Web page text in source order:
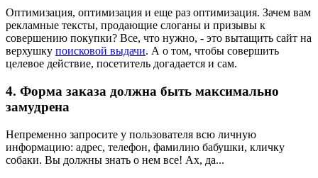
Оптимизация, оптимизация и еще раз оптимизация. Зачем вам
рекламные тексты, продающие слоганы и призывы к
совершению покупки? Все, что нужно, - это вытащить сайт на
верхушку поисковой выдачи. А о том, чтобы совершить
целевое действие, посетитель догадается и сам.
4. Форма заказа должна быть максимально
замудрена
Непременно запросите у пользователя всю личную
информацию: адрес, телефон, фамилию бабушки, кличку
собаки. Вы должны знать о нем все! Ах, да...